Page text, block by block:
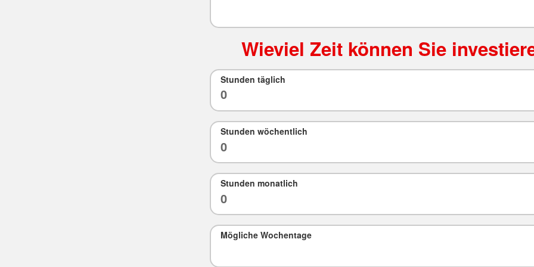
Wieviel Zeit können Sie
Stunden täglich
Stunden wöchentlich
Stunden monatlich
Mögliche Wochentage